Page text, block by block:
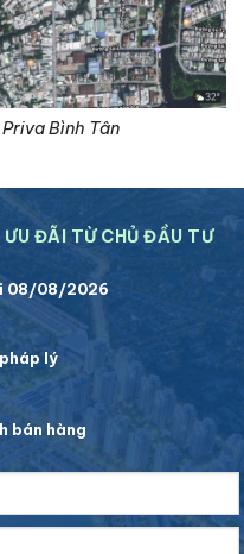
Bình Tân
ĐÃI TỪ CHỦ ĐẦU TƯ
08/08/2026
lý
bán hàng